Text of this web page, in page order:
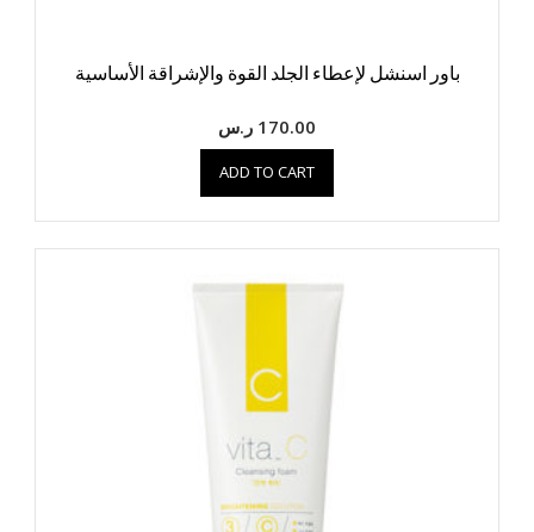
باور اسنشل لإعطاء الجلد القوة والإشراقة الأساسية
170.00 ر.س
ADD TO CART